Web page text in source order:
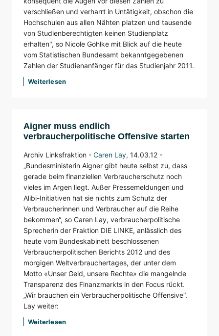
verschließen und verharrt in Untätigkeit, obschon die
Hochschulen aus allen Nähten platzen und tausende
von Studienberechtigten keinen Studienplatz
erhalten", so Nicole Gohlke mit Blick auf die heute
vom Statistischen Bundesamt bekanntgegebenen
Zahlen der Studienanfänger für das Studienjahr 2011.
Weiterlesen
Aigner muss endlich
verbraucherpolitische Offensive starten
Archiv Linksfraktion - Caren Lay, 14.03.12 -
„Bundesministerin Aigner gibt heute selbst zu, dass
gerade beim finanziellen Verbraucherschutz noch
vieles im Argen liegt. Außer Pressemeldungen und
Alibi-Initiativen hat sie nichts zum Schutz der
Verbraucherinnen und Verbraucher auf die Reihe
bekommen“, so Caren Lay, verbraucherpolitische
Sprecherin der Fraktion DIE LINKE, anlässlich des
heute vom Bundeskabinett beschlossenen
Verbraucherpolitischen Berichts 2012 und des
morgigen Weltverbrauchertages, der unter dem
Motto «Unser Geld, unsere Rechte» die mangelnde
Transparenz des Finanzmarkts in den Focus rückt.
„Wir brauchen ein Verbraucherpolitische Offensive“.
Lay weiter:
Weiterlesen